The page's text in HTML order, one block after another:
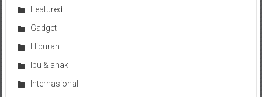
Featured
Gadget
Hiburan
Ibu & anak
Internasional